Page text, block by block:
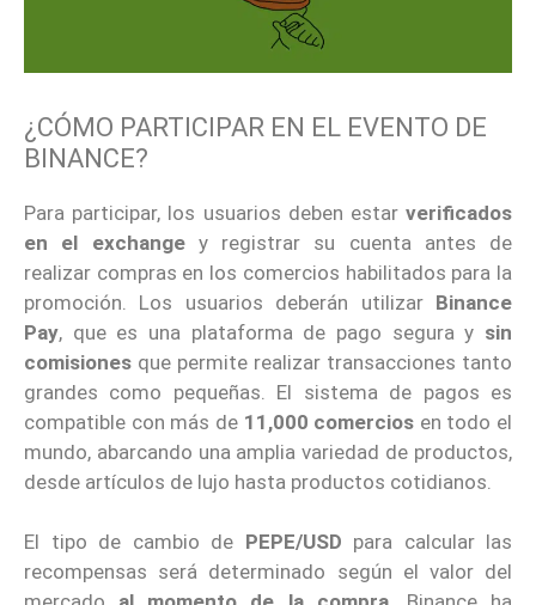
¿CÓMO PARTICIPAR EN EL EVENTO DE
BINANCE?
Para participar, los usuarios deben estar verificados
en el exchange y registrar su cuenta antes de
realizar compras en los comercios habilitados para la
promoción. Los usuarios deberán utilizar Binance
Pay, que es una plataforma de pago segura y sin
comisiones que permite realizar transacciones tanto
grandes como pequeñas. El sistema de pagos es
compatible con más de 11,000 comercios en todo el
mundo, abarcando una amplia variedad de productos,
desde artículos de lujo hasta productos cotidianos.
El tipo de cambio de PEPE/USD para calcular las
recompensas será determinado según el valor del